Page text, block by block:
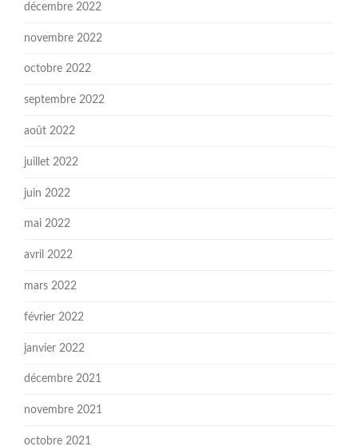
décembre 2022
novembre 2022
octobre 2022
septembre 2022
août 2022
juillet 2022
juin 2022
mai 2022
avril 2022
mars 2022
février 2022
janvier 2022
décembre 2021
novembre 2021
octobre 2021